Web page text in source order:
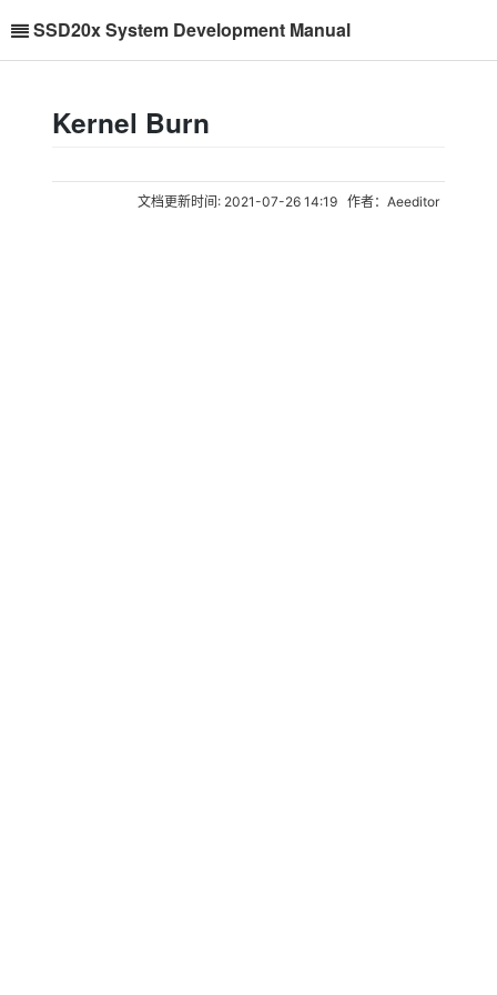
SSD20x System Development Manual
Kernel Burn
文档更新时间: 2021-07-26 14:19 作者：Aeeditor